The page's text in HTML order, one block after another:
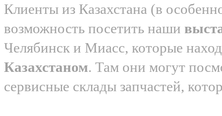
Клиенты из Казахстана (в
возможность посетить наши
Челябинск и Миасс, которые
Казахстаном. Там они могут
сервисные склады запчастей,